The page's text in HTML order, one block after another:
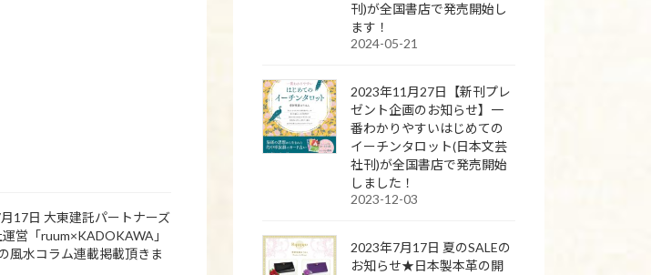
17日 大東建託パートナーズ
営「ruum×KADOKAWA」
風水コラム連載掲載頂きま
刊)が全国書店で発売開始し
ます！
2024-05-21
2023年11月27日【新刊プレ
ゼント企画のお知らせ】一
番わかりやすいはじめての
イーチンタロット(日本文芸
社刊)が全国書店で発売開始
しました！
2023-12-03
2023年7月17日 夏のSALEの
お知らせ★日本製本革の開